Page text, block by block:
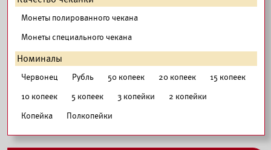
Монеты полированного чекана
Монеты специального чекана
Номиналы
Червонец Рубль 50 копеек 20 копеек
15 копеек
10 копеек
5 копеек 3 копейки
2 копейки
Копейка
Полкопейки